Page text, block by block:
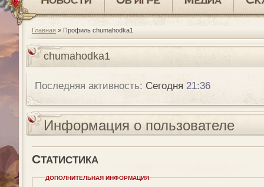
Главная » Профиль chumahodka1
chumahodka1
Последняя активность: Сегодня 21:36
Информация о пользователе
СТАТИСТИКА
ДОПОЛНИТЕЛЬНАЯ ИНФОРМАЦИЯ